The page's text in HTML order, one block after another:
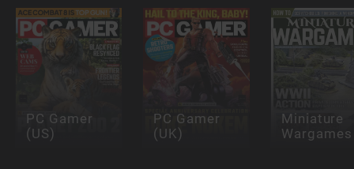
PC Gamer
(US)
PC Gamer
(UK)
Miniature
Wargames